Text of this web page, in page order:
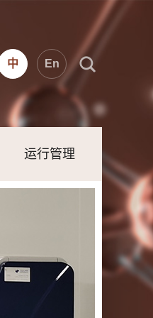
中 En
运行管理